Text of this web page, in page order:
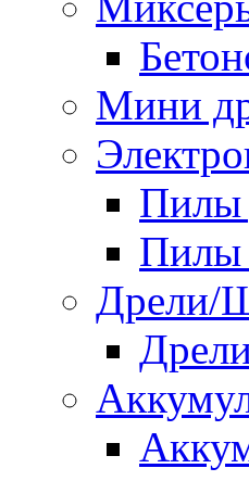
Мини
Пилы
Пилы
Дрели/